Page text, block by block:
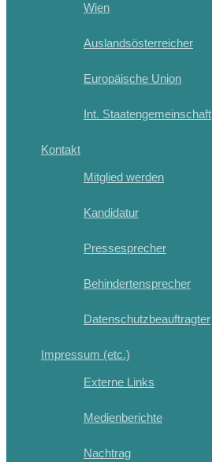
Wien
Auslandsösterreicher
Europäische Union
Int. Staatengemeinschaft
Kontakt
Mitglied werden
Kandidatur
Pressesprecher
Behindertensprecher
Datenschutzbeauftragter
Impressum (etc.)
Externe Links
Medienberichte
Nachtrag